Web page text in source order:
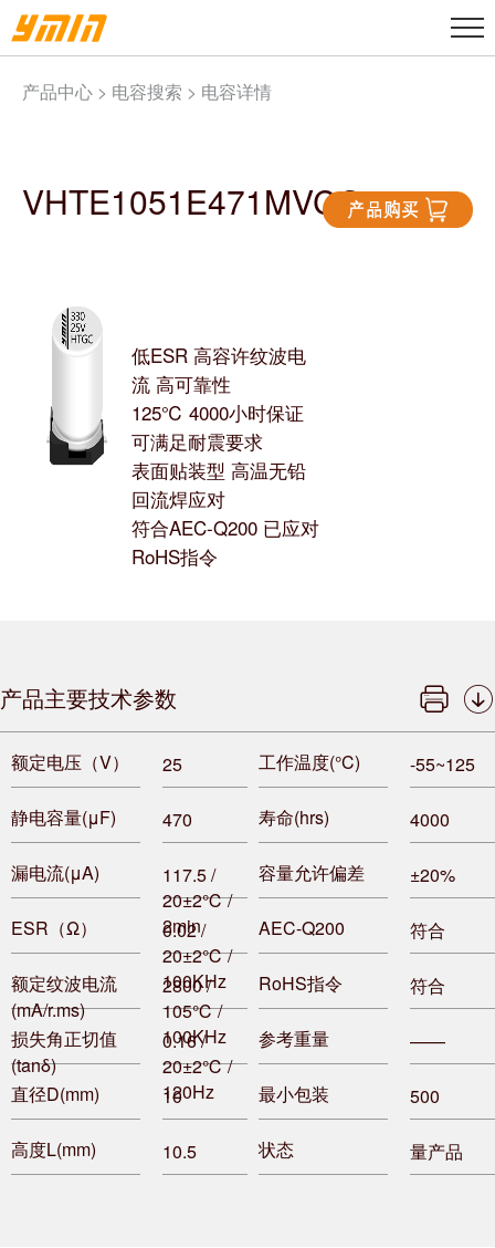
产品中心 > 电容搜索 > 电容详情
VHTE1051E471MVCG
低ESR 高容许纹波电
流 高可靠性
125℃ 4000小时保证
可满足耐震要求
表面贴装型 高温无铅
回流焊应对
符合AEC-Q200 已应对
RoHS指令
产品主要技术参数
额定电压（V） 25 工作温度(°C) -55~125
静电容量(μF) 470 寿命(hrs) 4000
漏电流(μA)
117.5 /
20±2℃ /
2min
容量允许偏差 ±20%
ESR（Ω）
0.02 /
20±2℃ /
100KHz
AEC-Q200 符合
额定纹波电流
(mA/r.ms)
2800 /
105℃ /
100KHz
RoHS指令 符合
损失角正切值
(tanδ)
0.16 /
20±2℃ /
120Hz
参考重量 ——
直径D(mm) 10 最小包装 500
高度L(mm) 10.5 状态 量产品